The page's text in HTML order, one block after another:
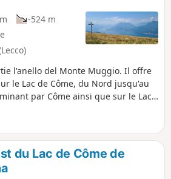
-524 m
l'anello del Monte Muggio. Il offre
le Lac de Côme, du Nord jusqu'au
par Côme ainsi que sur le Lac
sommet du Monte Muggio à 1799
du Lac de Côme de